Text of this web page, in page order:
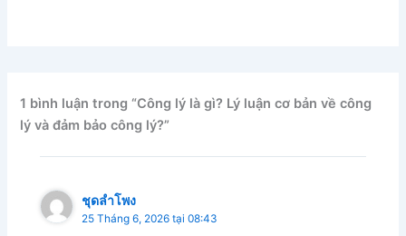
1 bình luận trong “Công lý là gì? Lý luận cơ bản về công
lý và đảm bảo công lý?”
ชุดลำโพง
25 Tháng 6, 2026 tại 08:43